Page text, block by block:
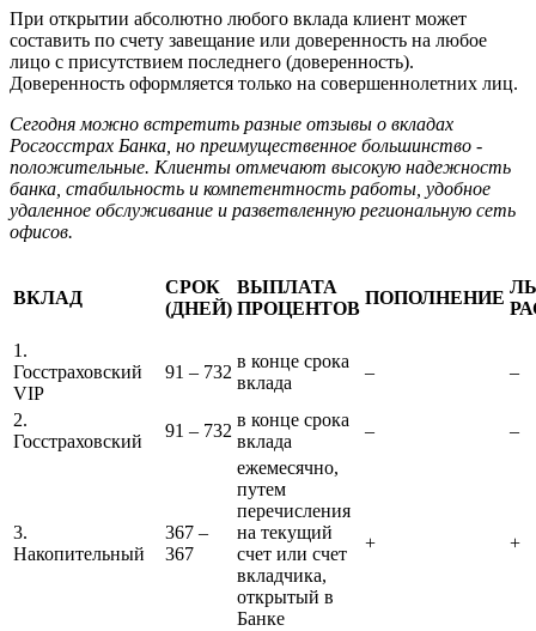
При открытии абсолютно любого вклада клиент может
составить по счету завещание или доверенность на любое
лицо с присутствием последнего (доверенность).
Доверенность оформляется только на совершеннолетних лиц.
Сегодня можно встретить разные отзывы о вкладах
Росгосстрах Банка, но преимущественное большинство -
положительные. Клиенты отмечают высокую надежность
банка, стабильность и компетентность работы, удобное
удаленное обслуживание и разветвленную региональную сеть
офисов.
ВКЛАД
СРОК
(ДНЕЙ)
ВЫПЛАТА
ПРОЦЕНТОВ
ПОПОЛНЕНИЕ
1.
Госстраховский
VIP
91 – 732
в конце срока
вклада
– –
2.
Госстраховский
91 – 732
в конце срока
вклада
– –
3.
Накопительный
367 –
367
ежемесячно,
путем
перечисления
на текущий
счет или счет
вкладчика,
открытый в
Банке
+ +